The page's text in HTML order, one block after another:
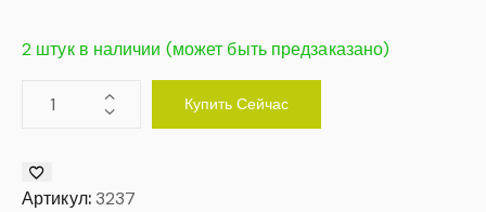
2 штук в наличии (может быть предзаказано)
Купить Сейчас
Артикул: 3237